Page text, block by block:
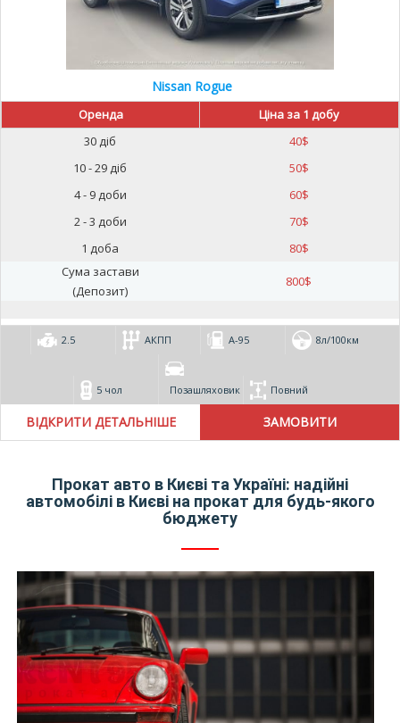
Nissan Rogue
Оренда
Ціна за 1 добу
30 діб
40$
10 - 29 діб
50$
4 - 9 доби
60$
2 - 3 доби
70$
1 доба
80$
Сума застави
(Депозит)
800$
2.5 АКПП А-95 8л/100км
5 чол Позашляховик Повний
ВІДКРИТИ ДЕТАЛЬНІШЕ
Прокат авто в Києві та Україні: надійні
автомобілі в Києві на прокат для будь-якого
бюджету